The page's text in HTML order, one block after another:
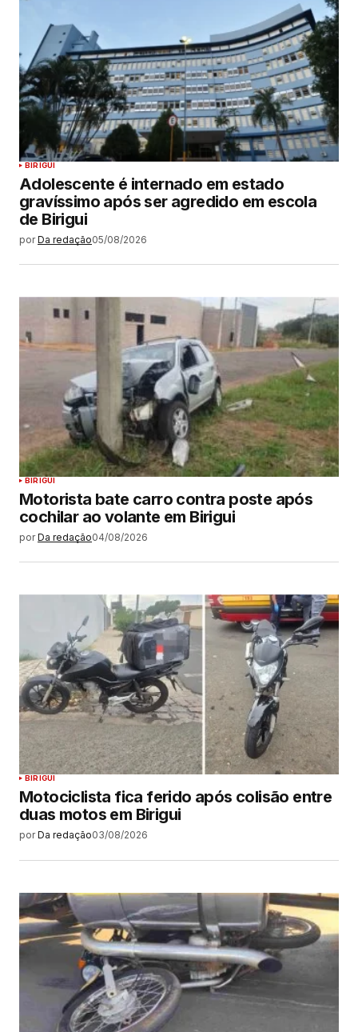
BIRIGUI
Adolescente é internado em estado
gravíssimo após ser agredido em escola
de Birigui
por Da redação05/08/2026
BIRIGUI
Motorista bate carro contra poste após
cochilar ao volante em Birigui
por Da redação04/08/2026
BIRIGUI
Motociclista fica ferido após colisão entre
duas motos em Birigui
por Da redação03/08/2026